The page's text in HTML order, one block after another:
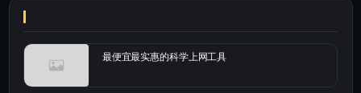
最便宜最实惠的科学上网工具